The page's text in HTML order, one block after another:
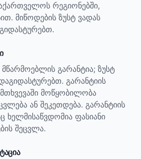
რეგიონებში,
მიწოდების ზუსტ ვადას
გარანტია; ზუსტ
გარანტიის
მოწყობილობა
ან შეკეთდება. გარანტიის
ხელმისაწვდომია ფასიანი
შეცვლა.